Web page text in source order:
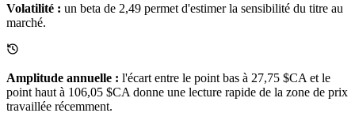
Volatilité : un beta de 2,49 permet d'estimer la sensibilité du titre au
marché.
Amplitude annuelle : l'écart entre le point bas à 27,75 $CA et le
point haut à 106,05 $CA donne une lecture rapide de la zone de prix
travaillée récemment.